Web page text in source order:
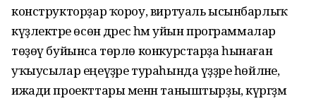
конструкторҙар ҡороу, виртуаль ысынбарлыҡ
күҙлектәре өсөн дәрес һәм уйын программалар
төҙөү буйынса төрлө конкурстарҙа һынаған
уҡыусылар еңеүҙәре тураһында үҙҙәре һөйләне,
ижади проекттары менән таныштырҙы, күргәҙмә